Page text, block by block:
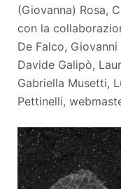
(Giovanna) Rosa,
con la
De Falco, Giovanni
Davide Galipò,
Gabriella Musetti,
Pettinelli,